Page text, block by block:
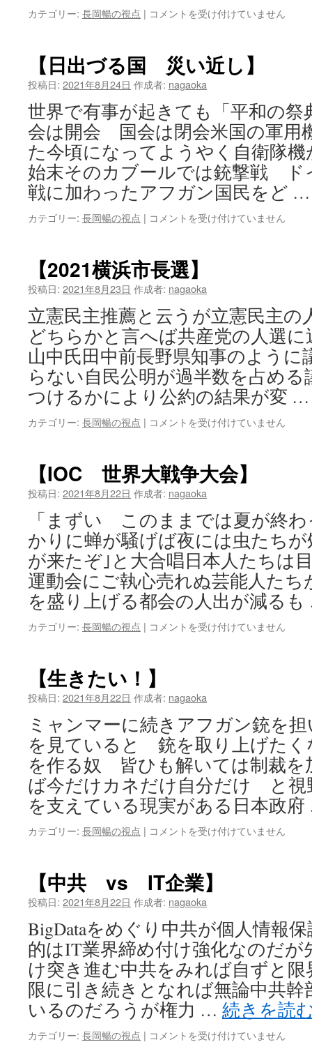
カテゴリー: 長岡暢の視点 | 【暴
に
刑
判
決】
は
コメントを受け付けていません
【日出づる国 災い近し】
投稿日: 2021年8月24日 作成者: nagaoka
世界で有事が起きても「平和の祭
会は開会 国会は閉会米国の軍用
た今頃になってようやく自衛隊
始末そのカブールでは銃撃戦 ド
戦に加わったアフガン国民をど
カテゴリー: 長岡暢の視点 | 【日
る
国
災
近
し】
は
コメントを受け付けていません
【2021横浜市長選】
投稿日: 2021年8月23日 作成者: nagaoka
立憲民主推薦と云うが立憲民主
どちらかと言へば共産党の人選
山中氏田中前長野県知事のよう
らない自民公明が過半数を占め
つけるかにより公約の結果が変
カテゴリー: 長岡暢の視点 | 【2021
市
長
選】
コメントを受け付けていません
【IOC 世界大戦争大会】
投稿日: 2021年8月22日 作成者: nagaoka
「まずい このままでは夏が終
かりに蝉が騒げば夜には虫たち
が来たぞ｣と大合唱日本人たちは
運動会にご執心売れぬ芸能人た
を盛り上げる都会の人出が減る
カテゴリー: 長岡暢の視点 | 【IOC
大
戦
争
会】
は
コメントを受け付けていません
【生きたい！】
投稿日: 2021年8月22日 作成者: nagaoka
ミャンマーに続きアフガン銃を
を見ていると 銃を取り上げた
を作る奴 皆ひも解いては制裁を
ば今だけカネだけ自分だけ と視
を支えている現実がある日本政
カテゴリー: 長岡暢の視点 | 【生
い！】
コメントを受け付けていません
【中共 vs IT企業】
投稿日: 2021年8月22日 作成者: nagaoka
BigDataをめぐり中共が個人情報
的はIT業界締め付け強化なのだ
け突き進む中共をみれば自ずと
限に引き続きとなれば無論中共
いるのだろうが権力 … 続きを読
カテゴリー: 長岡暢の視点 | 【中
コメントを受け付けていません